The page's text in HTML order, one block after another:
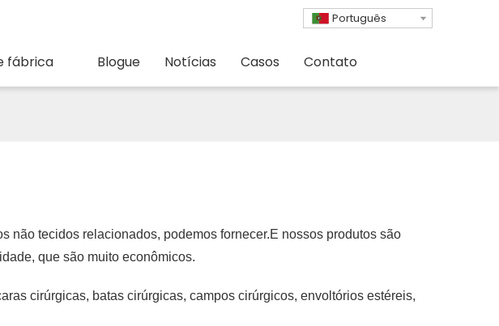
Português
fábrica Blogue Notícias Casos Contato
não tecidos relacionados, podemos fornecer.E nossos produtos são
que são muito econômicos.
cirúrgicas, batas cirúrgicas, campos cirúrgicos, envoltórios estéreis,